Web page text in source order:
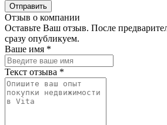
Отзыв о компании
Оставьте Ваш отзыв. После
сразу опубликуем.
Ваше имя *
Текст отзыва *